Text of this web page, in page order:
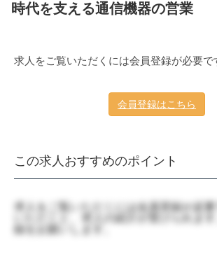
時代を支える通信機器の営業
求人をご覧いただくには会員登録が必要で
会員登録はこちら
この求人おすすめのポイント
求人をご覧いただくには会員登録が必
録をお願いします。